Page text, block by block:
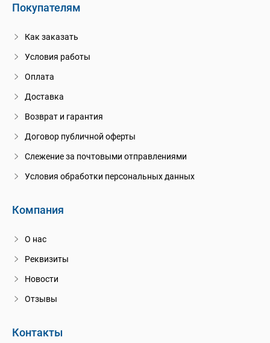
Покупателям
Как заказать
Условия работы
Оплата
Доставка
Возврат и гарантия
Договор публичной оферты
Слежение за почтовыми отправлениями
Условия обработки персональных данных
Компания
О нас
Реквизиты
Новости
Отзывы
Контакты